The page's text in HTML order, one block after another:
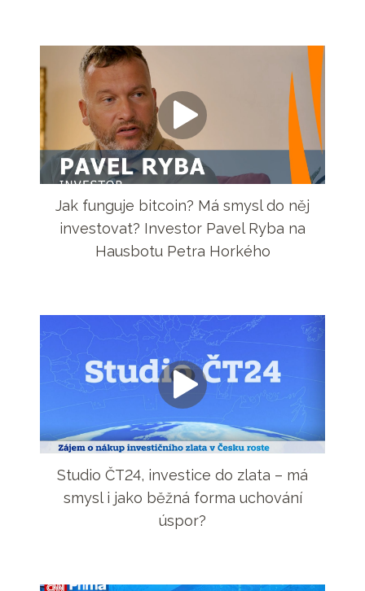
Jak funguje bitcoin? Má smysl do něj
investovat? Investor Pavel Ryba na
Hausbotu Petra Horkého
Studio ČT24, investice do zlata – má
smysl i jako běžná forma uchování
úspor?